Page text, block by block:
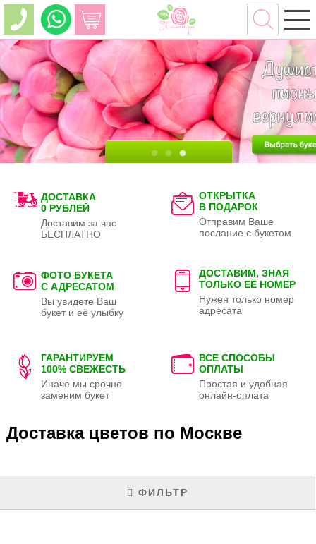
ДОСТАВКА
0 РУБЛЕЙ
Доставим за час
БЕСПЛАТНО
ОТКРЫТКА
В ПОДАРОК
Отправим Ваше
послание с букетом
ФОТО БУКЕТА
С АДРЕСАТОМ
Вы увидете Ваш
букет и её улыбку
ДОСТАВИМ, ЗНАЯ
ТОЛЬКО ЕЁ НОМЕР
Нужен только номер
адресата
ГАРАНТИРУЕМ
100% СВЕЖЕСТЬ
Иначе мы срочно
заменим букет
ВСЕ СПОСОБЫ
ОПЛАТЫ
Простая и удобная
онлайн-оплата
Доставка цветов по Москве
ФИЛЬТР